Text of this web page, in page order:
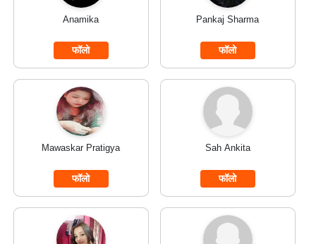
Anamika
फॉलो
Pankaj Sharma
फॉलो
Mawaskar Pratigya
फॉलो
Sah Ankita
फॉलो